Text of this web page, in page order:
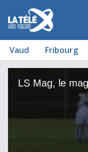
La Télé - Télévision
Vaud Fribourg